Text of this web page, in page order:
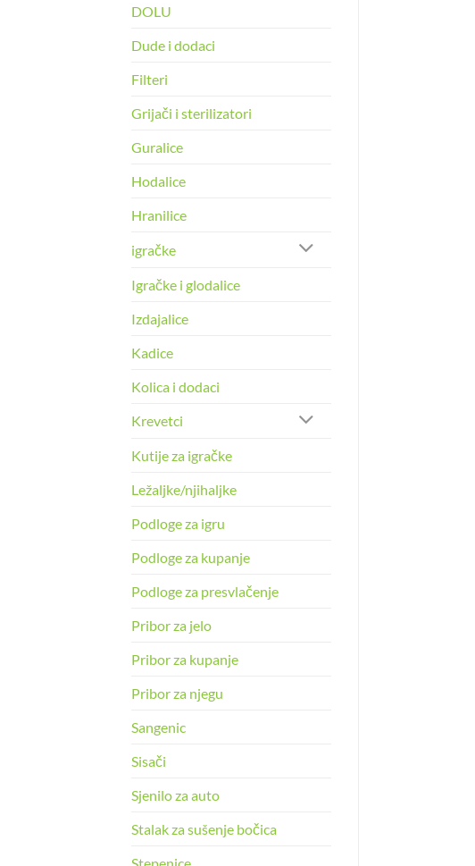
DOLU
Dude i dodaci
Filteri
Grijači i sterilizatori
Guralice
Hodalice
Hranilice
igračke
Igračke i glodalice
Izdajalice
Kadice
Kolica i dodaci
Krevetci
Kutije za igračke
Ležaljke/njihaljke
Podloge za igru
Podloge za kupanje
Podloge za presvlačenje
Pribor za jelo
Pribor za kupanje
Pribor za njegu
Sangenic
Sisači
Sjenilo za auto
Stalak za sušenje bočica